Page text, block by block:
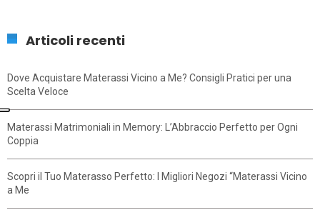
Articoli recenti
Dove Acquistare Materassi Vicino a Me? Consigli Pratici per una
Scelta Veloce
Materassi Matrimoniali in Memory: L’Abbraccio Perfetto per Ogni
Coppia
Scopri il Tuo Materasso Perfetto: I Migliori Negozi “Materassi Vicino
a Me